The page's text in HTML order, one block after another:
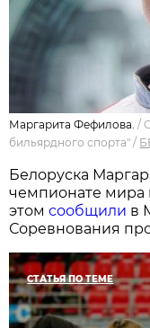
Маргарита Фефилова./
бильярдного спорта" /
Белоруска
чемпионате мира
этомсообщили в
Соревнования
СТАТЬЯ ПО ТЕМЕ